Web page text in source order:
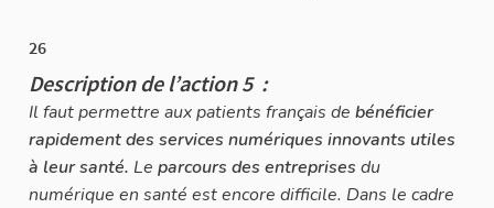
26
Description de l’action 5 :
Il faut permettre aux patients français de bénéficier
rapidement des services numériques innovants utiles
à leur santé. Le parcours des entreprises du
numérique en santé est encore difficile. Dans le cadre